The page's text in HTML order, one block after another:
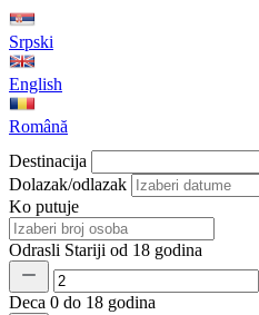
Srpski
English
Română
Destinacija
Dolazak/odlazak
Ko putuje
Odrasli Stariji od 18 godina
Deca 0 do 18 godina